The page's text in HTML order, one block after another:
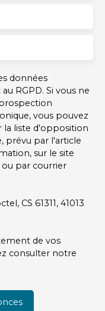
données
RGPD. Si vous ne
vous pouvez
la liste d'opposition
prévu par l'article
sur le site
par courrier
CS 61311, 41013
de vos
consulter notre